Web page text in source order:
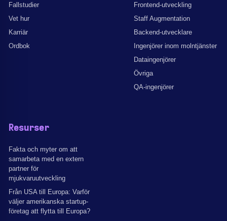
Fallstudier
Vet hur
Karriär
Ordbok
Frontend-utveckling
Staff Augmentation
Backend-utvecklare
Ingenjörer inom molntjänster
Dataingenjörer
Övriga
QA-ingenjörer
Resurser
Fakta och myter om att
samarbeta med en extern
partner för
mjukvaruutveckling
Från USA till Europa: Varför
väljer amerikanska startup-
företag att flytta till Europa?